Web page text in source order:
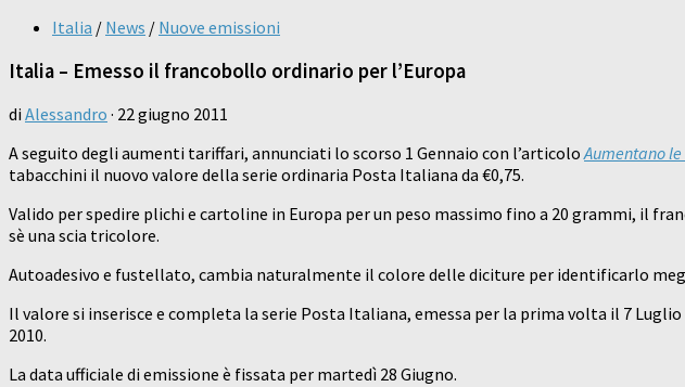
Italia / News / Nuove emissioni
Italia – Emesso il francobollo ordinario per l’Europa
di Alessandro · 22 giugno 2011
A seguito degli aumenti tariffari, annunciati lo scorso 1 Gennaio con l’articoloAumentano
tabacchini il nuovo valore della serie ordinaria Posta Italiana da €0,75.
Valido per spedire plichi e cartoline in Europa per un peso massimo fino a 20 grammi, il
sè una scia tricolore.
Autoadesivo e fustellato, cambia naturalmente il colore delle diciture per identificarlo
Il valore si inserisce e completa la serie Posta Italiana, emessa per la prima volta il 7
2010.
La data ufficiale di emissione è fissata per martedì 28 Giugno.